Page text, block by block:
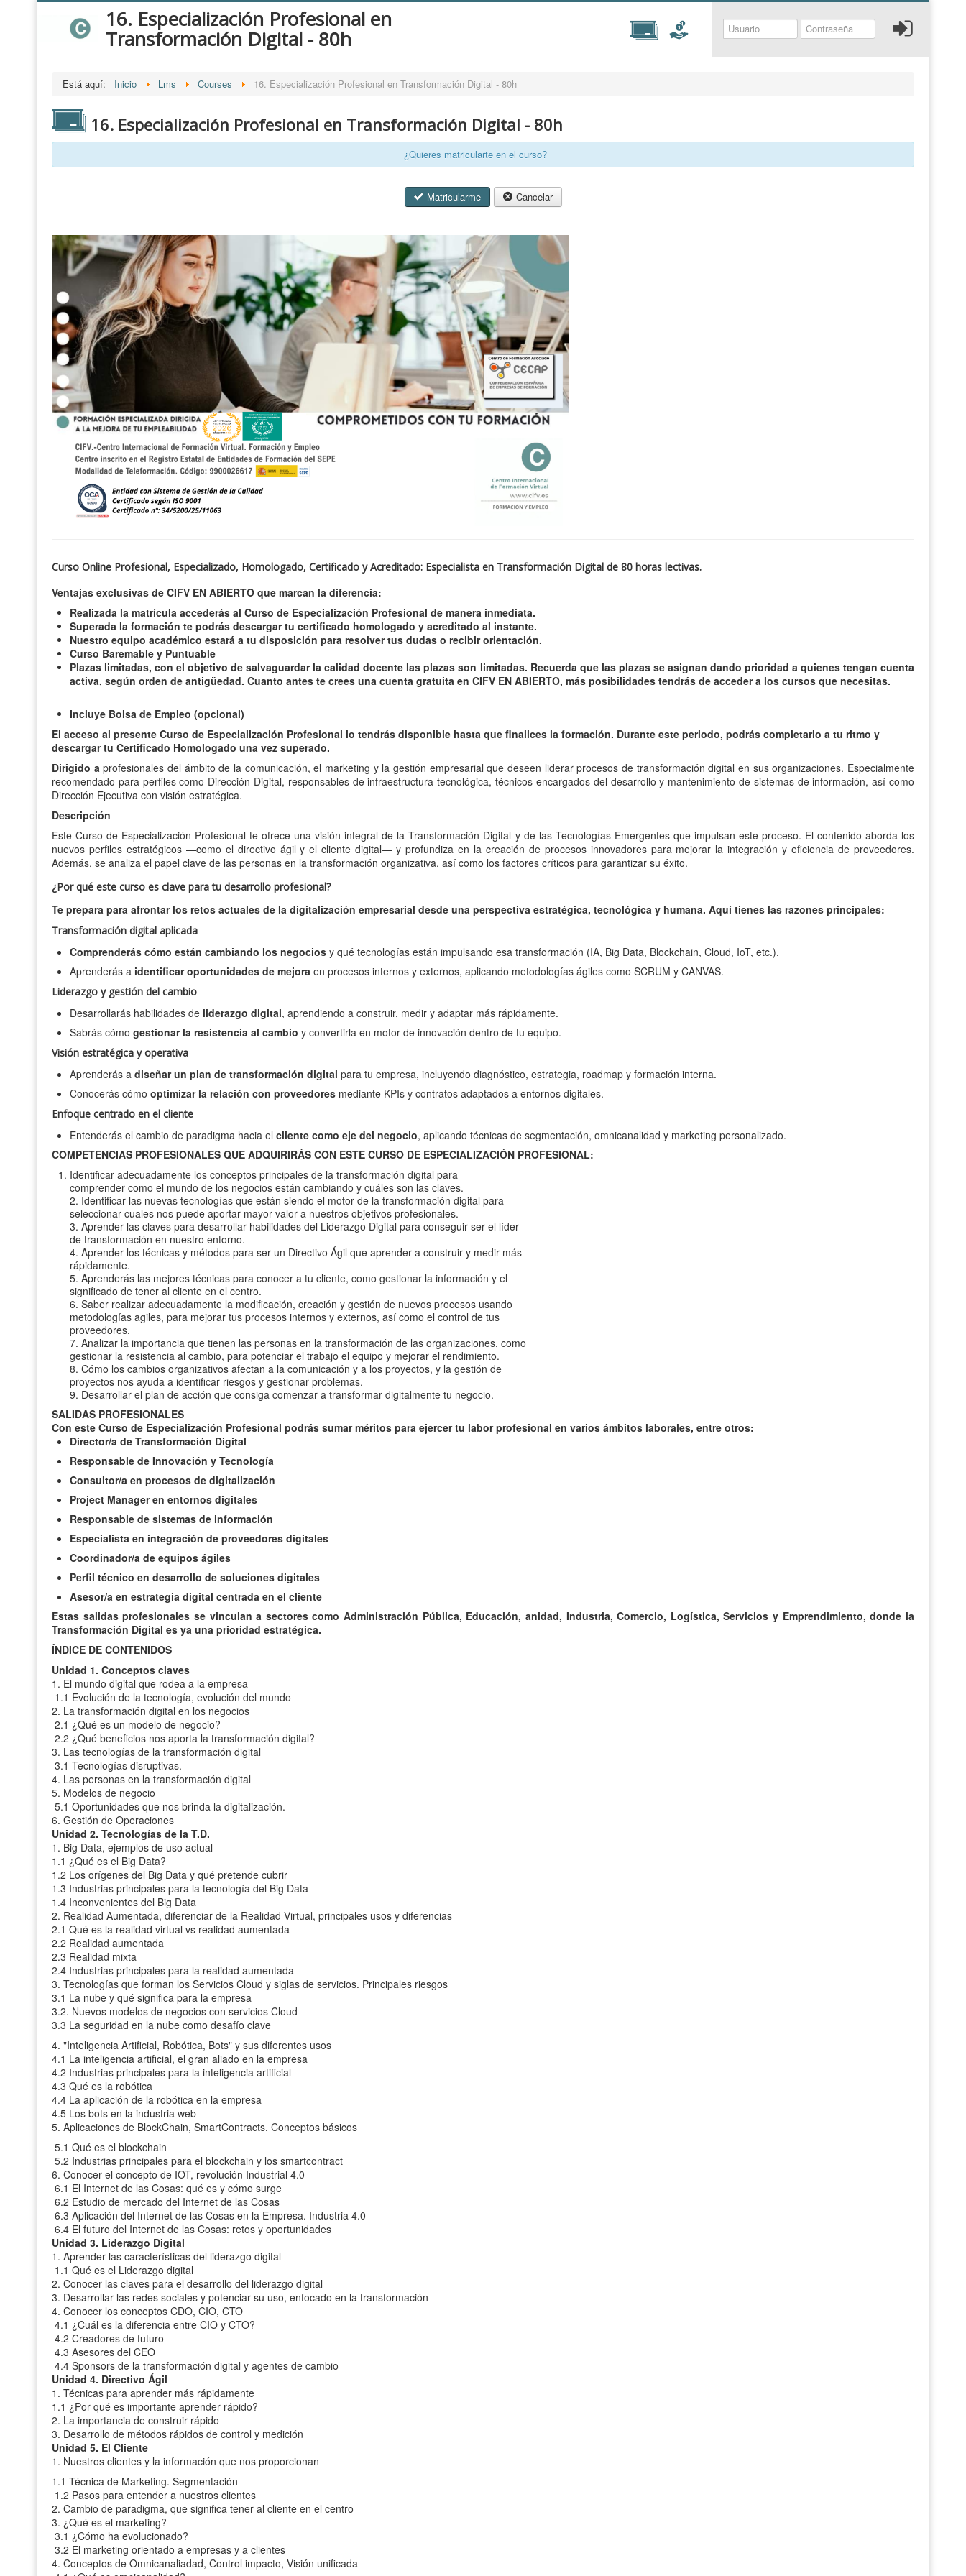
16. Especialización Profesional en
Transformación Digital - 80h
Está aquí: Inicio Lms Courses 16. Especialización Profesional en Transformación Digital - 80h
16. Especialización Profesional en Transformación Digital - 80h
¿Quieres matricularte en el curso?
Matricularme Cancelar
Curso Online Profesional, Especializado, Homologado, Certificado y Acreditado: Especialista en Transformación Digital de 80 horas lectivas.
Ventajas exclusivas de CIFV EN ABIERTO que marcan la diferencia:
Realizada la matrícula accederás al Curso de Especialización Profesional de manera inmediata.
Superada la formación te podrás descargar tu certificado homologado y acreditado al instante.
Nuestro equipo académico estará a tu disposición para resolver tus dudas o recibir orientación.
Curso Baremable y Puntuable
Plazas limitadas, con el objetivo de salvaguardar la calidad docente las plazas son limitadas. Recuerda que las plazas se asignan dando prioridad a quienes tengan cuenta
activa, según orden de antigüedad. Cuanto antes te crees una cuenta gratuita en CIFV EN ABIERTO, más posibilidades tendrás de acceder a los cursos que necesitas.
Incluye Bolsa de Empleo (opcional)
El acceso al presente Curso de Especialización Profesional lo tendrás disponible hasta que finalices la formación. Durante este periodo, podrás completarlo a tu ritmo y
descargar tu Certificado Homologado una vez superado.
Dirigido aprofesionales del ámbito de la comunicación, el marketing y la gestión empresarial que deseen liderar procesos de transformación digital en sus organizaciones. Especialmente
recomendado para perfiles como Dirección Digital, responsables de infraestructura tecnológica, técnicos encargados del desarrollo y mantenimiento de sistemas de información, así como
Dirección Ejecutiva con visión estratégica.
Descripción
Este Curso de Especialización Profesional te ofrece una visión integral de la Transformación Digital y de las Tecnologías Emergentes que impulsan este proceso. El contenido aborda los
nuevos perfiles estratégicos —como el directivo ágil y el cliente digital— y profundiza en la creación de procesos innovadores para mejorar la integración y eficiencia de proveedores.
Además, se analiza el papel clave de las personas en la transformación organizativa, así como los factores críticos para garantizar su éxito.
¿Por qué este curso es clave para tu desarrollo profesional?
Te prepara para afrontar los retos actuales de la digitalización empresarial desde una perspectiva estratégica, tecnológica y humana. Aquí tienes las razones principales:
Transformación digital aplicada
Comprenderás cómo están cambiando los negocios y qué tecnologías están impulsando esa transformación (IA, Big Data, Blockchain, Cloud, IoT, etc.).
Aprenderás a identificar oportunidades de mejora en procesos internos y externos, aplicando metodologías ágiles como SCRUM y CANVAS.
Liderazgo y gestión del cambio
Desarrollarás habilidades de liderazgo digital, aprendiendo a construir, medir y adaptar más rápidamente.
Sabrás cómo gestionar la resistencia al cambio y convertirla en motor de innovación dentro de tu equipo.
Visión estratégica y operativa
Aprenderás a diseñar un plan de transformación digital para tu empresa, incluyendo diagnóstico, estrategia, roadmap y formación interna.
Conocerás cómo optimizar la relación con proveedores mediante KPIs y contratos adaptados a entornos digitales.
Enfoque centrado en el cliente
Entenderás el cambio de paradigma hacia el cliente como eje del negocio, aplicando técnicas de segmentación, omnicanalidad y marketing personalizado.
COMPETENCIAS PROFESIONALES QUE ADQUIRIRÁS CON ESTE CURSO DE ESPECIALIZACIÓN PROFESIONAL:
Identificar adecuadamente los conceptos principales de la transformación digital para
comprender como el mundo de los negocios están cambiando y cuáles son las claves.
2. Identificar las nuevas tecnologías que están siendo el motor de la transformación digital para
seleccionar cuales nos puede aportar mayor valor a nuestros objetivos profesionales.
3. Aprender las claves para desarrollar habilidades del Liderazgo Digital para conseguir ser el líder
de transformación en nuestro entorno.
4. Aprender los técnicas y métodos para ser un Directivo Ágil que aprender a construir y medir más
rápidamente.
5. Aprenderás las mejores técnicas para conocer a tu cliente, como gestionar la información y el
significado de tener al cliente en el centro.
6. Saber realizar adecuadamente la modificación, creación y gestión de nuevos procesos usando
metodologías agiles, para mejorar tus procesos internos y externos, así como el control de tus
proveedores.
7. Analizar la importancia que tienen las personas en la transformación de las organizaciones, como
gestionar la resistencia al cambio, para potenciar el trabajo el equipo y mejorar el rendimiento.
8. Cómo los cambios organizativos afectan a la comunicación y a los proyectos, y la gestión de
proyectos nos ayuda a identificar riesgos y gestionar problemas.
9. Desarrollar el plan de acción que consiga comenzar a transformar digitalmente tu negocio.
SALIDAS PROFESIONALES
Con este Curso de Especialización Profesional podrás sumar méritos para ejercer tu labor profesional en varios ámbitos laborales, entre otros:
Director/a de Transformación Digital
Responsable de Innovación y Tecnología
Consultor/a en procesos de digitalización
Project Manager en entornos digitales
Responsable de sistemas de información
Especialista en integración de proveedores digitales
Coordinador/a de equipos ágiles
Perfil técnico en desarrollo de soluciones digitales
Asesor/a en estrategia digital centrada en el cliente
Estas salidas profesionales se vinculan a sectores como Administración Pública, Educación, anidad, Industria, Comercio, Logística, Servicios y Emprendimiento, donde la
Transformación Digital es ya una prioridad estratégica.
ÍNDICE DE CONTENIDOS
Unidad 1. Conceptos claves
1. El mundo digital que rodea a la empresa
1.1 Evolución de la tecnología, evolución del mundo
2. La transformación digital en los negocios
2.1 ¿Qué es un modelo de negocio?
2.2 ¿Qué beneficios nos aporta la transformación digital?
3. Las tecnologías de la transformación digital
3.1 Tecnologías disruptivas.
4. Las personas en la transformación digital
5. Modelos de negocio
5.1 Oportunidades que nos brinda la digitalización.
6. Gestión de Operaciones
Unidad 2. Tecnologías de la T.D.
1. Big Data, ejemplos de uso actual
1.1 ¿Qué es el Big Data?
1.2 Los orígenes del Big Data y qué pretende cubrir
1.3 Industrias principales para la tecnología del Big Data
1.4 Inconvenientes del Big Data
2. Realidad Aumentada, diferenciar de la Realidad Virtual, principales usos y diferencias
2.1 Qué es la realidad virtual vs realidad aumentada
2.2 Realidad aumentada
2.3 Realidad mixta
2.4 Industrias principales para la realidad aumentada
3. Tecnologías que forman los Servicios Cloud y siglas de servicios. Principales riesgos
3.1 La nube y qué significa para la empresa
3.2. Nuevos modelos de negocios con servicios Cloud
3.3 La seguridad en la nube como desafío clave
4. "Inteligencia Artificial, Robótica, Bots" y sus diferentes usos
4.1 La inteligencia artificial, el gran aliado en la empresa
4.2 Industrias principales para la inteligencia artificial
4.3 Qué es la robótica
4.4 La aplicación de la robótica en la empresa
4.5 Los bots en la industria web
5. Aplicaciones de BlockChain, SmartContracts. Conceptos básicos
5.1 Qué es el blockchain
5.2 Industrias principales para el blockchain y los smartcontract
6. Conocer el concepto de IOT, revolución Industrial 4.0
6.1 El Internet de las Cosas: qué es y cómo surge
6.2 Estudio de mercado del Internet de las Cosas
6.3 Aplicación del Internet de las Cosas en la Empresa. Industria 4.0
6.4 El futuro del Internet de las Cosas: retos y oportunidades
Unidad 3. Liderazgo Digital
1. Aprender las características del liderazgo digital
1.1 Qué es el Liderazgo digital
2. Conocer las claves para el desarrollo del liderazgo digital
3. Desarrollar las redes sociales y potenciar su uso, enfocado en la transformación
4. Conocer los conceptos CDO, CIO, CTO
4.1 ¿Cuál es la diferencia entre CIO y CTO?
4.2 Creadores de futuro
4.3 Asesores del CEO
4.4 Sponsors de la transformación digital y agentes de cambio
Unidad 4. Directivo Ágil
1. Técnicas para aprender más rápidamente
1.1 ¿Por qué es importante aprender rápido?
2. La importancia de construir rápido
3. Desarrollo de métodos rápidos de control y medición
Unidad 5. El Cliente
1. Nuestros clientes y la información que nos proporcionan
1.1 Técnica de Marketing. Segmentación
1.2 Pasos para entender a nuestros clientes
2. Cambio de paradigma, que significa tener al cliente en el centro
3. ¿Qué es el marketing?
3.1 ¿Cómo ha evolucionado?
3.2 El marketing orientado a empresas y a clientes
4. Conceptos de Omnicanaliadad, Control impacto, Visión unificada